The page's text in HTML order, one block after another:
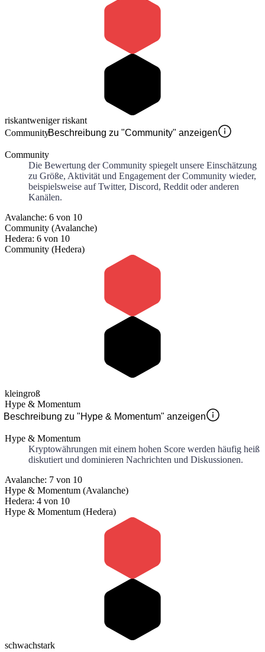
riskantweniger riskant
CommunityBeschreibung zu "Community" anzeigen
Community
Die Bewertung der Community spiegelt unsere Einschätzung
zu Größe, Aktivität und Engagement der Community wieder,
beispielsweise auf Twitter, Discord, Reddit oder anderen
Kanälen.
Avalanche: 6 von 10
Community (Avalanche)
Hedera: 6 von 10
Community (Hedera)
kleingroß
Hype & Momentum
Beschreibung zu "Hype & Momentum" anzeigen
Hype & Momentum
Kryptowährungen mit einem hohen Score werden häufig heiß
diskutiert und dominieren Nachrichten und Diskussionen.
Avalanche: 7 von 10
Hype & Momentum (Avalanche)
Hedera: 4 von 10
Hype & Momentum (Hedera)
schwachstark